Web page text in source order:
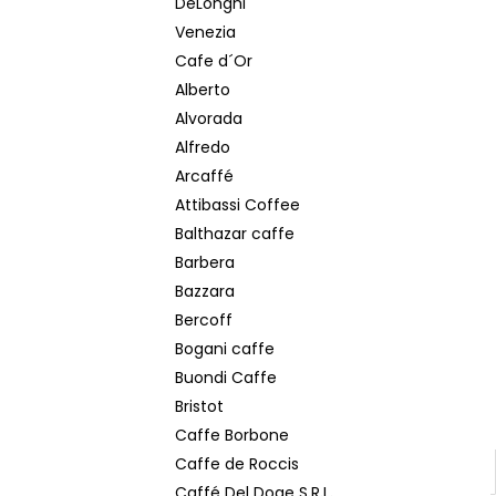
Venezia
Cafe d´Or
Alberto
Alvorada
Alfredo
Arcaffé
Attibassi Coffee
Balthazar caffe
Barbera
Bazzara
Bercoff
Bogani caffe
Buondi Caffe
Bristot
Caffe Borbone
Caffe de Roccis
POPRADSKÁ COLOMBIA ZRNKOVÁ KÁVA
150 Kč
Původně:169 Kč